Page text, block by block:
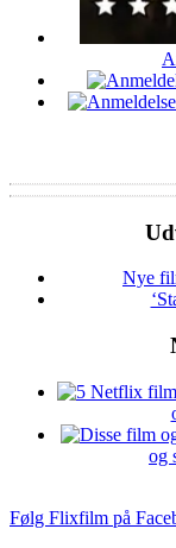
Nye
og
Følg Flixfilm på